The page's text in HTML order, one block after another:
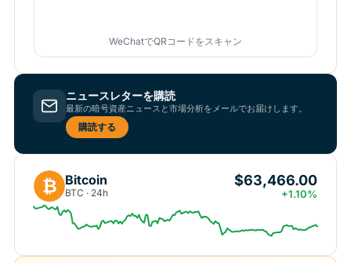
WeChatでQRコードをスキャン
ニュースレターを購読
最新の暗号資産ニュースと市場分析をメールでお届けします。
購読する
₿ Bitcoin
BTC · 24h
$63,466.00
+1.10%